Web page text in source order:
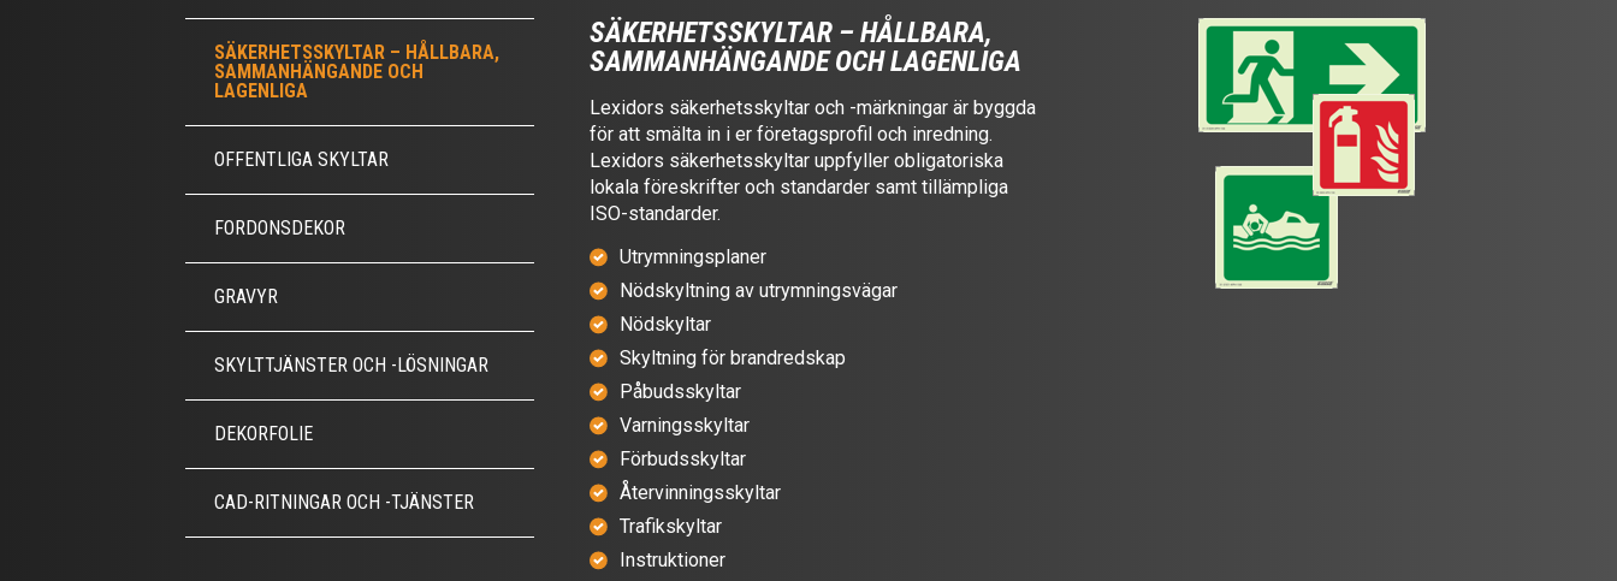
SÄKERHETSSKYLTAR – HÅLLBARA,
SAMMANHÄNGANDE OCH
LAGENLIGA
OFFENTLIGA SKYLTAR
FORDONSDEKOR
GRAVYR
SKYLTTJÄNSTER OCH -LÖSNINGAR
DEKORFOLIE
CAD-RITNINGAR OCH -TJÄNSTER
SÄKERHETSSKYLTAR – HÅLLBARA,
SAMMANHÄNGANDE OCH LAGENLIGA
Lexidors säkerhetsskyltar och -märkningar är byggda
för att smälta in i er företagsprofil och inredning.
Lexidors säkerhetsskyltar uppfyller obligatoriska
lokala föreskrifter och standarder samt tillämpliga
ISO-standarder.
Utrymningsplaner
Nödskyltning av utrymningsvägar
Nödskyltar
Skyltning för brandredskap
Påbudsskyltar
Varningsskyltar
Förbudsskyltar
Återvinningsskyltar
Trafikskyltar
Instruktioner